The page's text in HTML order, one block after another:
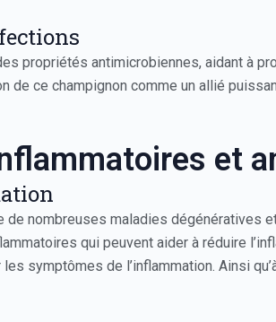
propriétés antimicrobiennes, aidant à
de ce champignon comme un allié
et
de nombreuses maladies dégénératives
qui peuvent aider à réduire
symptômes de l’inflammation. Ainsi